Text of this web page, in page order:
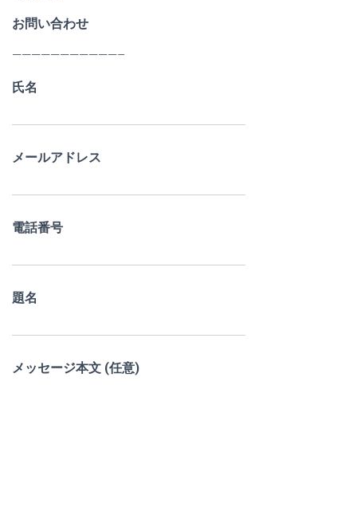
お問い合わせ
———————————–
氏名
メールアドレス
電話番号
題名
メッセージ本文 (任意)